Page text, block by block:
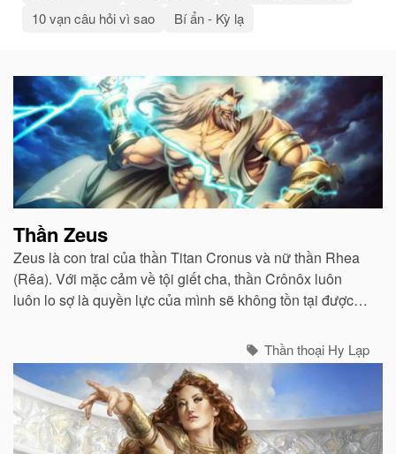
10 vạn câu hỏi vì sao
Bí ẩn - Kỳ lạ
Bài
viết
liên
quan
Thần Zeus
Zeus là con trai của thần Titan Cronus và nữ thần Rhea
(Rêa). Với mặc cảm về tội giết cha, thần Crônôx luôn
luôn lo sợ là quyền lực của mình sẽ không tồn tại được
Thần thoại Hy Lạp